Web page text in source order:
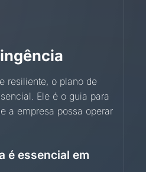
resiliente, o plano de
Ele é o guia para
a empresa possa operar
é essencial em